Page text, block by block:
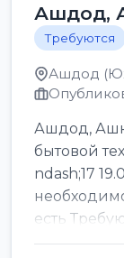
Ашдод,
Требуются
Ашдод
Ашдод,
бытовой
ndash;17
есть
Только